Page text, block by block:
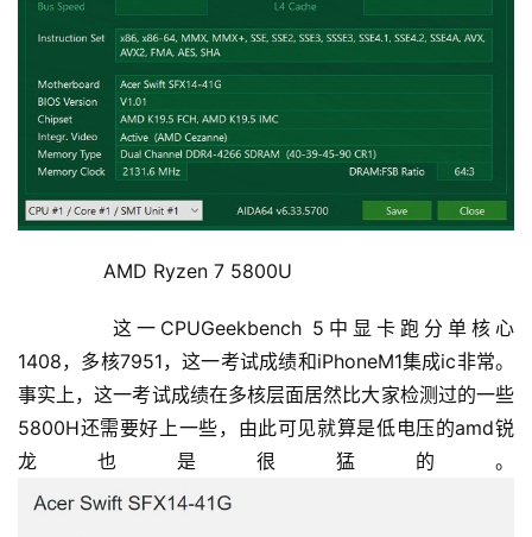
	  AMD Ryzen 7 5800U
1408，多核7951，这一考试成绩和iPhoneM1集成ic非常。
事实上，这一考试成绩在多核层面居然比大家检测过的一些
5800H还需要好上一些，由此可见就算是低电压的amd锐
龙也是很猛的。